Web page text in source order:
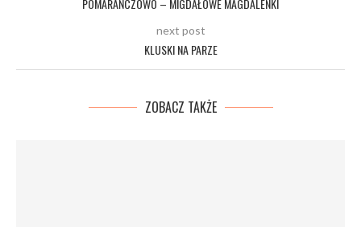
POMARAŃCZOWO – MIGDAŁOWE MAGDALENKI
next post
KLUSKI NA PARZE
ZOBACZ TAKŻE